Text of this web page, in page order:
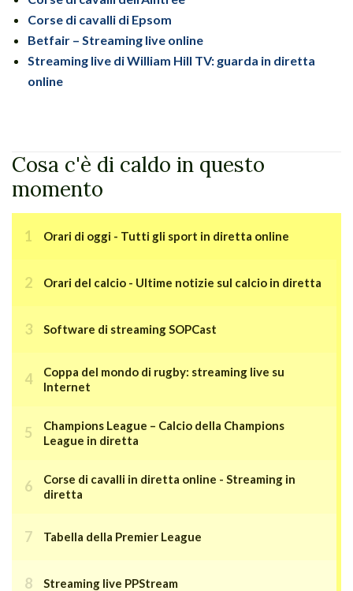
Corse di cavalli di Epsom
Betfair – Streaming live online
Streaming live di William Hill TV: guarda in diretta
online
Cosa c'è di caldo in questo
momento
Orari di oggi - Tutti gli sport in diretta online
Orari del calcio - Ultime notizie sul calcio in diretta
Software di streaming SOPCast
Coppa del mondo di rugby: streaming live su
Internet
Champions League – Calcio della Champions
League in diretta
Corse di cavalli in diretta online - Streaming in
diretta
Tabella della Premier League
Streaming live PPStream